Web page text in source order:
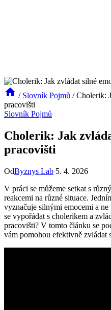
/ Slovník Pojmů / Cholerik:
pracovišti
Slovník Pojmů
Cholerik: Jak
pracovišti
OdByznys Lab 5. 4. 2026
V práci se můžeme setkat s
reakcemi na různé situace.
vyznačuje silnými emocemi a
se vypořádat s cholerikem a
pracovišti? V tomto článku se
vám pomohou efektivně zvládat